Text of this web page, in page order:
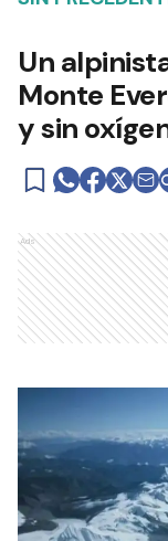
Un
Monte
y sin
Ads